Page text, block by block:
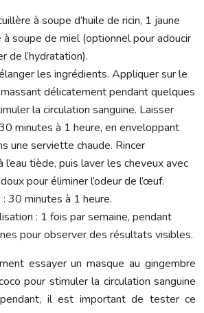
à soupe d’huile de ricin, 1 jaune
à soupe de miel (optionnel pour adoucir
de l’hydratation).
les ingrédients. Appliquer sur le
délicatement pendant quelques
la circulation sanguine. Laisser
minutes à 1 heure, en enveloppant
une serviette chaude. Rincer
l’eau tiède, puis laver les cheveux avec
pour éliminer l’odeur de l’œuf.
30 minutes à 1 heure.
: 1 fois par semaine, pendant
pour observer des résultats visibles.
essayer un masque au gingembre
pour stimuler la circulation sanguine
il est important de tester ce